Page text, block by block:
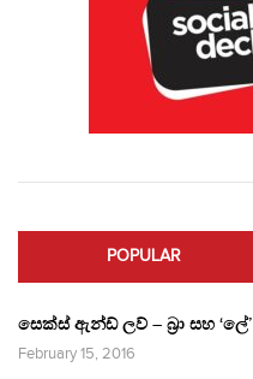
POPULAR
සෙක්ස් ඇන්ඩ් ලව් – බ්‍රා සහ ‘ලේ’
February 15, 2016